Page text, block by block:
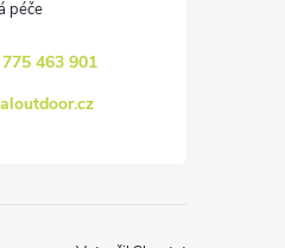
463 901